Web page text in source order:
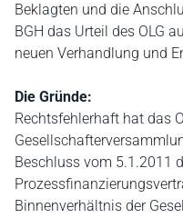
Beklagten und die
BGH das Urteil des OLG
neuen Verhandlung und
Die Gründe:
Rechtsfehlerhaft hat das
Beschluss vom 5.1.2011
Binnenverhältnis der